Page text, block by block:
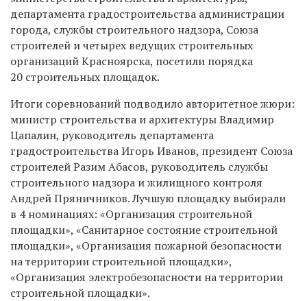
департамента градостроительства администрации
города, службы строительного надзора, Союза
строителей и четырех ведущих строительных
организаций Красноярска, посетили порядка
20 строительных площадок.
Итоги соревнований подводило авторитетное жюри:
министр строительства и архитектуры Владимир
Цапалин, руководитель департамента
градостроительства Игорь Иванов, президент Союза
строителей Разим Абасов, руководитель службы
строительного надзора и жилищного контроля
Андрей Пряничников. Лучшую площадку выбирали
в 4 номинациях: «Организация строительной
площадки», «Санитарное состояние строительной
площадки», «Организация пожарной безопасности
на территории строительной площадки»,
«Организация электробезопасности на территории
строительной площадки».